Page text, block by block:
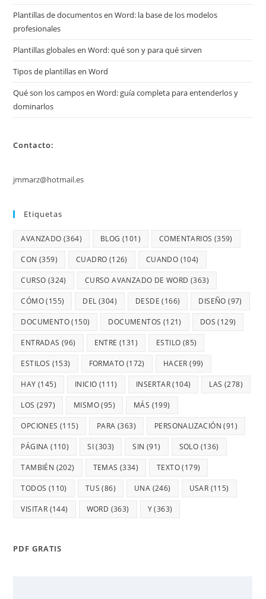
Plantillas de documentos en Word: la base de los modelos
profesionales
Plantillas globales en Word: qué son y para qué sirven
Tipos de plantillas en Word
Qué son los campos en Word: guía completa para entenderlos y
dominarlos
Contacto:
jmmarz@hotmail.es
Etiquetas
AVANZADO (364) BLOG (101) COMENTARIOS (359)
CON (359) CUADRO (126) CUANDO (104)
CURSO (324) CURSO AVANZADO DE WORD (363)
CÓMO(155) DEL (304) DESDE (166) DISEÑO (97)
DOCUMENTO(150) DOCUMENTOS (121) DOS (129)
ENTRADAS (96) ENTRE (131) ESTILO (85)
ESTILOS (153) FORMATO (172) HACER (99)
HAY (145) INICIO (111) INSERTAR(104) LAS (278)
LOS (297) MISMO(95) MÁS (199)
OPCIONES (115) PARA (363) PERSONALIZACIÓN (91)
PÁGINA (110) SI(303) SIN (91) SOLO (136)
TAMBIÉN (202) TEMAS (334) TEXTO(179)
TODOS (110) TUS (86) UNA (246) USAR (115)
VISITAR (144) WORD (363) Y(363)
PDF GRATIS